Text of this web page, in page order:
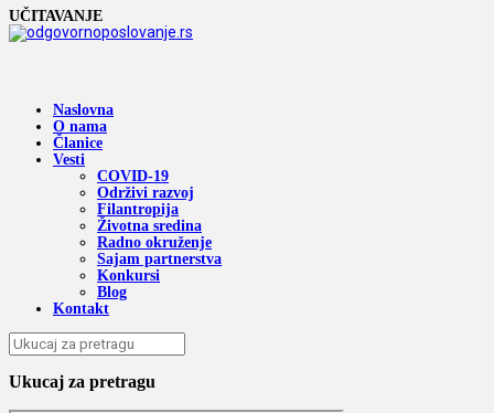
UČITAVANJE
Naslovna
O nama
Članice
Vesti
COVID-19
Održivi razvoj
Filantropija
Životna sredina
Radno okruženje
Sajam partnerstva
Konkursi
Blog
Kontakt
Ukucaj za pretragu